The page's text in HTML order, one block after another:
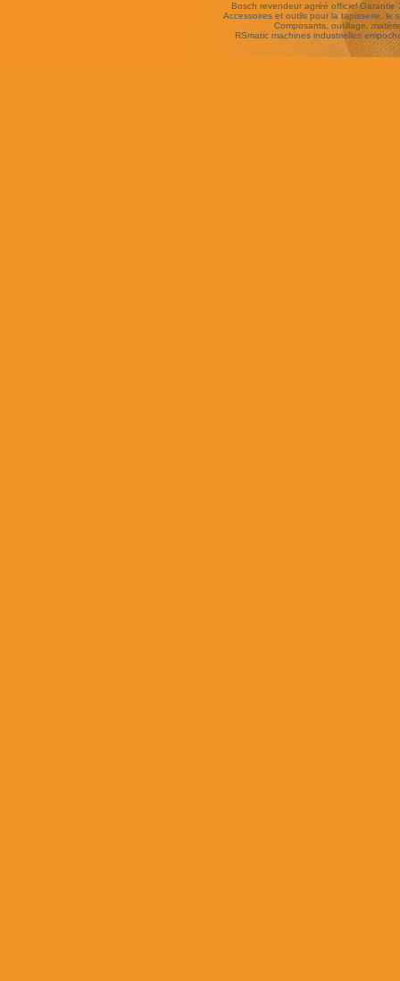
Bosch revendeur agréé officiel
Accessoires et outils pour la tapisserie, le
Composants, outillage,
RSmatic machines industrielles